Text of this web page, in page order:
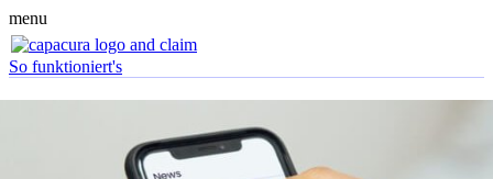
menu
So funktioniert's